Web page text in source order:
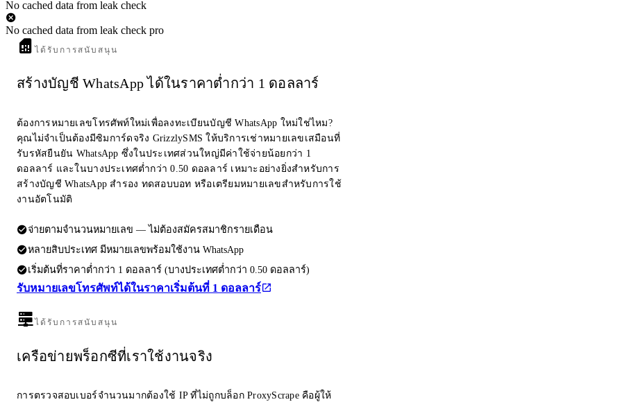
No cached data from leak check
No cached data from leak check pro
ได้รับการสนับสนุน
สร้างบัญชี WhatsApp ได้ในราคาต่ำกว่า 1 ดอลลาร์
ต้องการหมายเลขโทรศัพท์ใหม่เพื่อลงทะเบียนบัญชี WhatsApp ใหม่ใช่ไหม?
คุณไม่จำเป็นต้องมีซิมการ์ดจริง GrizzlySMS ให้บริการเช่าหมายเลขเสมือนที่
รับรหัสยืนยัน WhatsApp ซึ่งในประเทศส่วนใหญ่มีค่าใช้จ่ายน้อยกว่า 1
ดอลลาร์ และในบางประเทศต่ำกว่า 0.50 ดอลลาร์ เหมาะอย่างยิ่งสำหรับการ
สร้างบัญชี WhatsApp สำรอง ทดสอบบอท หรือเตรียมหมายเลขสำหรับการใช้
งานอัตโนมัติ
จ่ายตามจำนวนหมายเลข — ไม่ต้องสมัครสมาชิกรายเดือน
หลายสิบประเทศ มีหมายเลขพร้อมใช้งาน WhatsApp
เริ่มต้นที่ราคาต่ำกว่า 1 ดอลลาร์ (บางประเทศต่ำกว่า 0.50 ดอลลาร์)
รับหมายเลขโทรศัพท์ได้ในราคาเริ่มต้นที่ 1 ดอลลาร์
ได้รับการสนับสนุน
เครือข่ายพร็อกซีที่เราใช้งานจริง
การตรวจสอบเบอร์จำนวนมากต้องใช้ IP ที่ไม่ถูกบล็อก ProxyScrape คือผู้ให้